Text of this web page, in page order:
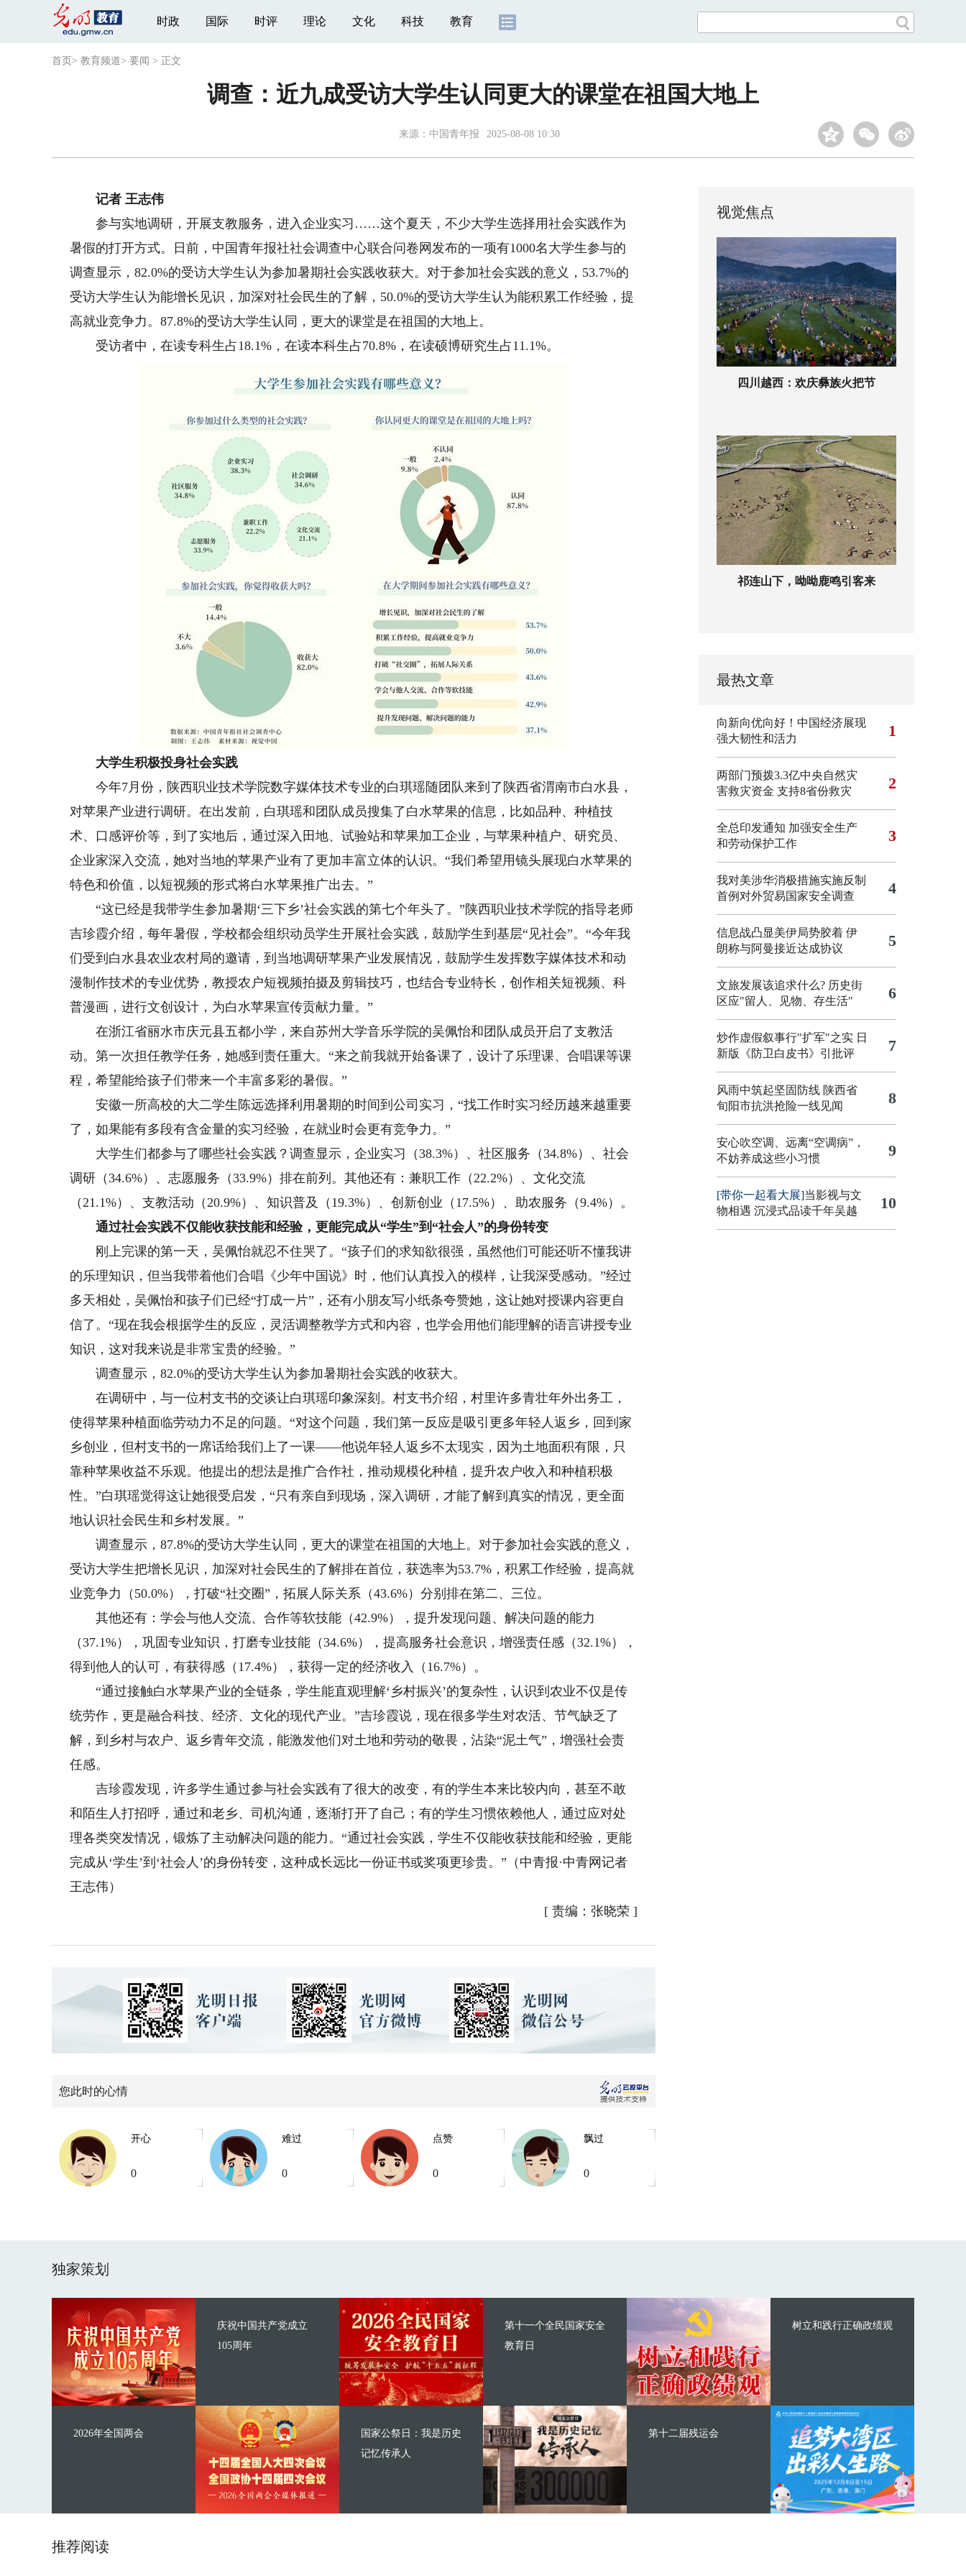
时政 国际 时评 理论 文化 科技 教育
首页 > 教育频道> 要闻 > 正文
调查：近九成受访大学生认同更大的课堂在祖国大地上
来源： 中国青年报 2025-08-08 10:30
记者 王志伟
参与实地调研，开展支教服务，进入企业实习……这个夏天，不少大学生选择用社会实践作为
暑假的打开方式。日前，中国青年报社社会调查中心联合问卷网发布的一项有1000名大学生参与的
调查显示，82.0%的受访大学生认为参加暑期社会实践收获大。对于参加社会实践的意义，53.7%的
受访大学生认为能增长见识，加深对社会民生的了解，50.0%的受访大学生认为能积累工作经验，提
高就业竞争力。87.8%的受访大学生认同，更大的课堂是在祖国的大地上。
受访者中，在读专科生占18.1%，在读本科生占70.8%，在读硕博研究生占11.1%。
大学生积极投身社会实践
今年7月份，陕西职业技术学院数字媒体技术专业的白琪瑶随团队来到了陕西省渭南市白水县，
对苹果产业进行调研。在出发前，白琪瑶和团队成员搜集了白水苹果的信息，比如品种、种植技
术、口感评价等，到了实地后，通过深入田地、试验站和苹果加工企业，与苹果种植户、研究员、
企业家深入交流，她对当地的苹果产业有了更加丰富立体的认识。“我们希望用镜头展现白水苹果的
特色和价值，以短视频的形式将白水苹果推广出去。”
“这已经是我带学生参加暑期‘三下乡’社会实践的第七个年头了。”陕西职业技术学院的指导老师
吉珍霞介绍，每年暑假，学校都会组织动员学生开展社会实践，鼓励学生到基层“见社会”。“今年我
们受到白水县农业农村局的邀请，到当地调研苹果产业发展情况，鼓励学生发挥数字媒体技术和动
漫制作技术的专业优势，教授农户短视频拍摄及剪辑技巧，也结合专业特长，创作相关短视频、科
普漫画，进行文创设计，为白水苹果宣传贡献力量。”
在浙江省丽水市庆元县五都小学，来自苏州大学音乐学院的吴佩怡和团队成员开启了支教活
动。第一次担任教学任务，她感到责任重大。“来之前我就开始备课了，设计了乐理课、合唱课等课
程，希望能给孩子们带来一个丰富多彩的暑假。”
安徽一所高校的大二学生陈远选择利用暑期的时间到公司实习，“找工作时实习经历越来越重要
了，如果能有多段有含金量的实习经验，在就业时会更有竞争力。”
大学生们都参与了哪些社会实践？调查显示，企业实习（38.3%）、社区服务（34.8%）、社会
调研（34.6%）、志愿服务（33.9%）排在前列。其他还有：兼职工作（22.2%）、文化交流
（21.1%）、支教活动（20.9%）、知识普及（19.3%）、创新创业（17.5%）、助农服务（9.4%）。
通过社会实践不仅能收获技能和经验，更能完成从“学生”到“社会人”的身份转变
刚上完课的第一天，吴佩怡就忍不住哭了。“孩子们的求知欲很强，虽然他们可能还听不懂我讲
的乐理知识，但当我带着他们合唱《少年中国说》时，他们认真投入的模样，让我深受感动。”经过
多天相处，吴佩怡和孩子们已经“打成一片”，还有小朋友写小纸条夸赞她，这让她对授课内容更自
信了。“现在我会根据学生的反应，灵活调整教学方式和内容，也学会用他们能理解的语言讲授专业
知识，这对我来说是非常宝贵的经验。”
调查显示，82.0%的受访大学生认为参加暑期社会实践的收获大。
在调研中，与一位村支书的交谈让白琪瑶印象深刻。村支书介绍，村里许多青壮年外出务工，
使得苹果种植面临劳动力不足的问题。“对这个问题，我们第一反应是吸引更多年轻人返乡，回到家
乡创业，但村支书的一席话给我们上了一课——他说年轻人返乡不太现实，因为土地面积有限，只
靠种苹果收益不乐观。他提出的想法是推广合作社，推动规模化种植，提升农户收入和种植积极
性。”白琪瑶觉得这让她很受启发，“只有亲自到现场，深入调研，才能了解到真实的情况，更全面
地认识社会民生和乡村发展。”
调查显示，87.8%的受访大学生认同，更大的课堂在祖国的大地上。对于参加社会实践的意义，
受访大学生把增长见识，加深对社会民生的了解排在首位，获选率为53.7%，积累工作经验，提高就
业竞争力（50.0%），打破“社交圈”，拓展人际关系（43.6%）分别排在第二、三位。
其他还有：学会与他人交流、合作等软技能（42.9%），提升发现问题、解决问题的能力
（37.1%），巩固专业知识，打磨专业技能（34.6%），提高服务社会意识，增强责任感（32.1%），
得到他人的认可，有获得感（17.4%），获得一定的经济收入（16.7%）。
“通过接触白水苹果产业的全链条，学生能直观理解‘乡村振兴’的复杂性，认识到农业不仅是传
统劳作，更是融合科技、经济、文化的现代产业。”吉珍霞说，现在很多学生对农活、节气缺乏了
解，到乡村与农户、返乡青年交流，能激发他们对土地和劳动的敬畏，沾染“泥土气”，增强社会责
任感。
吉珍霞发现，许多学生通过参与社会实践有了很大的改变，有的学生本来比较内向，甚至不敢
和陌生人打招呼，通过和老乡、司机沟通，逐渐打开了自己；有的学生习惯依赖他人，通过应对处
理各类突发情况，锻炼了主动解决问题的能力。“通过社会实践，学生不仅能收获技能和经验，更能
完成从‘学生’到‘社会人’的身份转变，这种成长远比一份证书或奖项更珍贵。”（中青报·中青网记者
王志伟）
[ 责编：张晓荣 ]
您此时的心情
开心
0
难过
0
点赞
0
飘过
0
视觉焦点
四川越西：欢庆彝族火把节
祁连山下，呦呦鹿鸣引客来
最热文章
向新向优向好！中国经济展现
强大韧性和活力
1
两部门预拨3.3亿中央自然灾
害救灾资金 支持8省份救灾
2
全总印发通知 加强安全生产
和劳动保护工作
3
我对美涉华消极措施实施反制
首例对外贸易国家安全调查
4
信息战凸显美伊局势胶着 伊
朗称与阿曼接近达成协议
5
文旅发展该追求什么? 历史街
区应"留人、见物、存生活"
6
炒作虚假叙事行"扩军"之实 日
新版《防卫白皮书》引批评
7
风雨中筑起坚固防线 陕西省
旬阳市抗洪抢险一线见闻
8
安心吹空调、远离“空调病”，
不妨养成这些小习惯
9
[带你一起看大展]当影视与文
物相遇 沉浸式品读千年吴越
10
独家策划
庆祝中国共产党成立
105周年
2026年全国两会
第十一个全民国家安全
教育日
国家公祭日：我是历史
记忆传承人
树立和践行正确政绩观
第十二届残运会
推荐阅读